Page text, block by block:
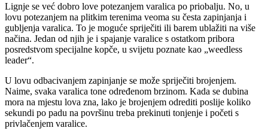
Lignje se već dobro love potezanjem varalica po priobalju. No, u
lovu potezanjem na plitkim terenima veoma su česta zapinjanja i
gubljenja varalica. To je moguće spriječiti ili barem ublažiti na više
načina. Jedan od njih je i spajanje varalice s ostatkom pribora
posredstvom specijalne kopče, u svijetu poznate kao „weedless
leader“.
U lovu odbacivanjem zapinjanje se može spriječiti brojenjem.
Naime, svaka varalica tone određenom brzinom. Kada se dubina
mora na mjestu lova zna, lako je brojenjem odrediti poslije koliko
sekundi po padu na površinu treba prekinuti tonjenje i početi s
privlačenjem varalice.